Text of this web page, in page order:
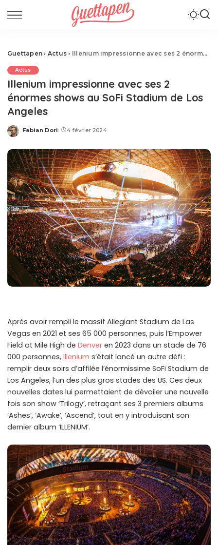
Guettapen › Actus › Illenium impressionne avec ses 2 énormes shows au SoFi Stadium de Los Angeles
Actus
Illenium impressionne avec ses 2
énormes shows au SoFi Stadium de Los
Angeles
Posted
Fabian Dori 4 février 2024
Après avoir rempli le massif Allegiant Stadium de Las
Vegas en 2021 et ses 65 000 personnes, puis l’Empower
Field at Mile High de Denver en 2023 dans un stade de 76
000 personnes, Illenium s’était lancé un autre défi :
remplir deux soirs d’affilée l’énormissime SoFi Stadium de
Los Angeles, l’un des plus gros stades des US. Ces deux
nouvelles dates lui permettaient de dévoiler une nouvelle
fois son show ‘Trilogy’, retraçant ses 3 premiers albums
‘Ashes’, ‘Awake’, ‘Ascend’, tout en y introduisant son
dernier album ‘ILLENIUM’.